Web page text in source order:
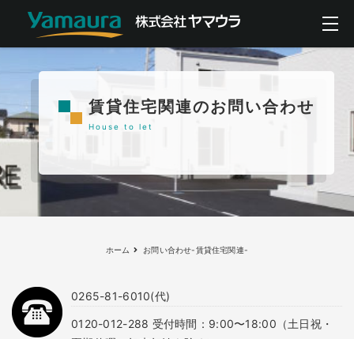
賃貸住宅関連のお問い合わせ
House to let
ホーム お問い合わせ-賃貸住宅関連-
0265-81-6010(代)
0120-012-288 受付時間：9:00〜18:00（土日祝・